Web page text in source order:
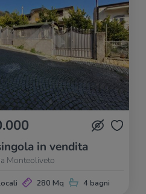
in vendita
Monteoliveto
280 Mq 4 bagni